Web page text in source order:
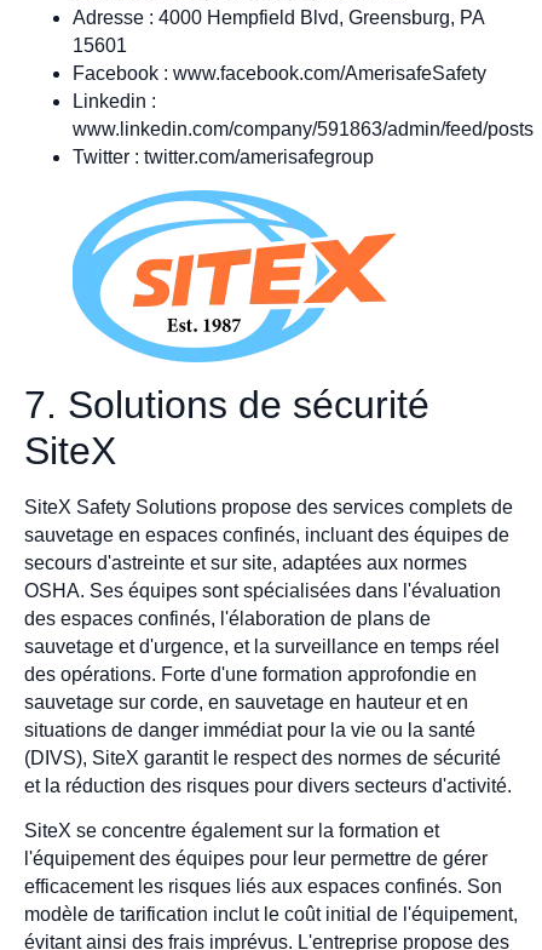
Adresse : 4000 Hempfield Blvd, Greensburg, PA
15601
Facebook : www.facebook.com/AmerisafeSafety
Linkedin :
www.linkedin.com/company/591863/admin/feed/posts
Twitter : twitter.com/amerisafegroup
7. Solutions de sécurité
SiteX
SiteX Safety Solutions propose des services complets de
sauvetage en espaces confinés, incluant des équipes de
secours d'astreinte et sur site, adaptées aux normes
OSHA. Ses équipes sont spécialisées dans l'évaluation
des espaces confinés, l'élaboration de plans de
sauvetage et d'urgence, et la surveillance en temps réel
des opérations. Forte d'une formation approfondie en
sauvetage sur corde, en sauvetage en hauteur et en
situations de danger immédiat pour la vie ou la santé
(DIVS), SiteX garantit le respect des normes de sécurité
et la réduction des risques pour divers secteurs d'activité.
SiteX se concentre également sur la formation et
l'équipement des équipes pour leur permettre de gérer
efficacement les risques liés aux espaces confinés. Son
modèle de tarification inclut le coût initial de l'équipement,
évitant ainsi des frais imprévus. L'entreprise propose des